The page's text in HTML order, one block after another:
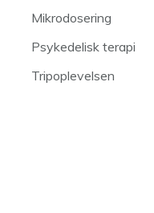
Mikrodosering
Psykedelisk terapi
Tripoplevelsen